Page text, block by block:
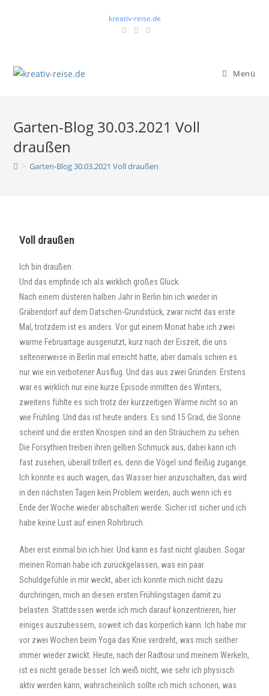
kreativ-reise.de
Menü
Garten-Blog 30.03.2021 Voll
draußen
> Garten-Blog 30.03.2021 Voll draußen
Voll draußen
Ich bin draußen.
Und das empfinde ich als wirklich großes Glück.
Nach einem düsteren halben Jahr in Berlin bin ich wieder in
Gräbendorf auf dem Datschen-Grundstück, zwar nicht das erste
Mal, trotzdem ist es anders. Vor gut einem Monat habe ich zwei
warme Februartage ausgenutzt, kurz nach der Eiszeit, die uns
seltenerweise in Berlin mal erreicht hatte, aber damals schien es
nur wie ein verbotener Ausflug. Und das aus zwei Gründen: Erstens
war es wirklich nur eine kurze Episode inmitten des Winters,
zweitens fühlte es sich trotz der kurzzeitigen Wärme nicht so an
wie Frühling. Und das ist heute anders. Es sind 15 Grad, die Sonne
scheint und die ersten Knospen sind an den Sträuchern zu sehen.
Die Forsythien treiben ihren gelben Schmuck aus, dabei kann ich
fast zusehen, überall trillert es, denn die Vögel sind fleißig zugange.
Ich konnte es auch wagen, das Wasser hier anzuschalten, das wird
in den nächsten Tagen kein Problem werden, auch wenn ich es
Ende der Woche wieder abschalten werde. Sicher ist sicher und ich
habe keine Lust auf einen Rohrbruch.
Aber erst einmal bin ich hier. Und kann es fast nicht glauben. Sogar
meinen Roman habe ich zurückgelassen, was ein paar
Schuldgefühle in mir weckt, aber ich konnte mich nicht dazu
durchringen, mich an diesen ersten Frühlingstagen damit zu
belasten. Stattdessen werde ich mich darauf konzentrieren, hier
einiges auszubessern, soweit ich das körperlich kann. Ich habe mir
vor zwei Wochen beim Yoga das Knie verdreht, was mich seither
immer wieder zwickt. Heute, nach der Radtour und meinem Werkeln,
ist es nicht gerade besser. Ich weiß nicht, wie sehr ich physisch
aktiv werden kann, wahrscheinlich sollte ich mich schonen, was